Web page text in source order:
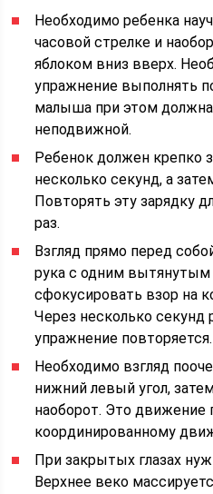
Необходимо ребенка
часовой стрелке и
яблоком вниз вверх.
упражнение выполнять
малыша при этом должна
неподвижной.
Ребенок должен крепко
несколько секунд, а
Повторять эту зарядку
раз.
Взгляд прямо перед
рука с одним
сфокусировать взор на
Через несколько секунд
упражнение повторяется.
Необходимо взгляд
нижний левый угол,
наоборот. Это движение
координированному
При закрытых глазах
Верхнее веко